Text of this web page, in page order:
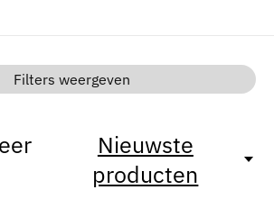
Filters weergeven
Nieuwste
producten